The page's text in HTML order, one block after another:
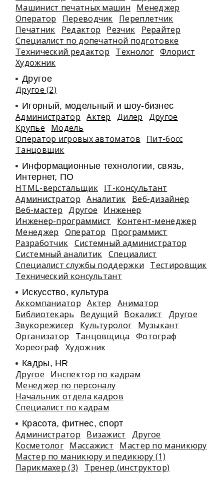
Машинист печатных машин
Менеджер
Оператор
Переводчик
Переплетчик
Печатник
Редактор Резчик
Рерайтер
Специалист по допечатной подготовке
Технический редактор
Технолог Флорист
Художник
Другое
Другое (2)
Игорный, модельный и шоу-бизнес
Администратор Актер Дилер
Другое
Крупье
Модель
Оператор игровых автоматов
Пит-босс
Танцовщик
Информационные технологии, связь,
Интернет, ПО
HTML-верстальщик IT-консультант
Администратор
Аналитик
Веб-дизайнер
Веб-мастер
Другое
Инженер
Инженер-программист
Контент-менеджер
Менеджер
Оператор
Программист
Разработчик Системный администратор
Системный аналитик Специалист
Специалист службы поддержки
Тестировщик
Технический консультант
Искусство, культура
Аккомпаниатор Актер
Аниматор
Библиотекарь
Ведущий Вокалист
Другое
Звукорежисер
Культуролог
Музыкант
Организатор
Танцовщица
Фотограф
Хореограф
Художник
Кадры, HR
Другое
Инспектор по кадрам
Менеджер по персоналу
Начальник отдела кадров
Специалист по кадрам
Красота, фитнес, спорт
Администратор Визажист
Другое
Косметолог Массажист
Мастер по маникюру
Мастер по маникюру и педикюру (1)
Парикмахер (3)
Тренер (инструктор)